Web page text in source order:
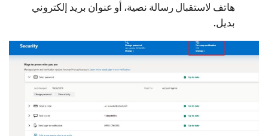
هاتف لاستقبال رسالة نصية، أو عنوان بريد إلكتروني
بديل.